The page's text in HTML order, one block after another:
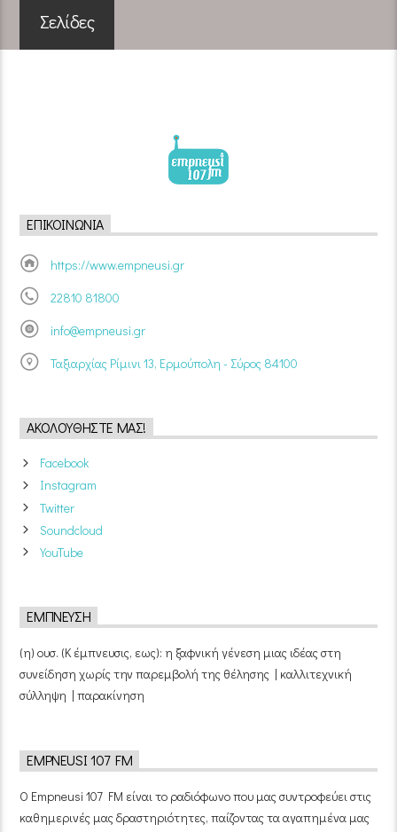
Σελίδες
ΕΠΙΚΟΙΝΩΝΊΑ
https://www.empneusi.gr
22810 81800
info@empneusi.gr
Ταξιαρχίας Ρίμινι 13, Ερμούπολη - Σύρος 84100
ΑΚΟΛΟΥΘΉΣΤΕ ΜΑΣ!
Facebook
Instagram
Twitter
Soundcloud
YouTube
ΈΜΠΝΕΥΣΗ
(η) ουσ. (Κ έμπνευσις, εως): η ξαφνική γένεση μιας ιδέας στη
συνείδηση χωρίς την παρεμβολή της θέλησης | καλλιτεχνική
σύλληψη | παρακίνηση
EMPNEUSI 107 FM
Ο Empneusi 107 FM είναι το ραδιόφωνο που μας συντροφεύει στις
καθημερινές μας δραστηριότητες, παίζοντας τα αγαπημένα μας